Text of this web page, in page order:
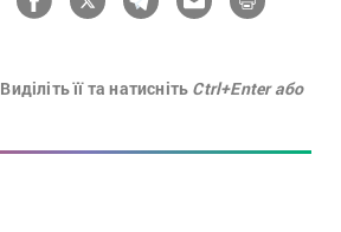
її та натисніть Ctrl+Enter або